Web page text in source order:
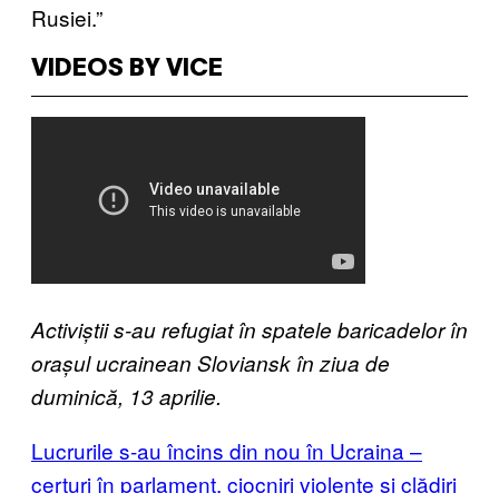
Rusiei.”
VIDEOS BY VICE
Activiștii s-au refugiat în spatele baricadelor în
orașul ucrainean Sloviansk în ziua de
duminică, 13 aprilie.
Lucrurile s-au încins din nou în Ucraina –
certuri în parlament, ciocniri violente și clădiri